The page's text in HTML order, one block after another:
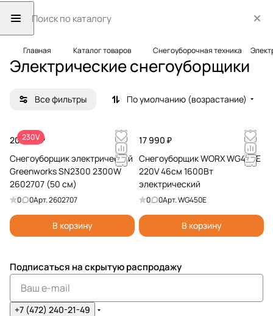
Главная Каталог товаров Снегоуборочная техника
Электрические снегоуборщики
Все фильтры По умолчанию (возрастание)
230V
20 990 ₽
Снегоуборщик электрический
Greenworks SN2300 2300W
2602707 (50 см)
0 0Арт.2602707
В корзину
17 990 ₽
Снегоуборщик WORX WG450E
220V 46см 1600Вт
электрический
0 0Арт.WG450E
В корзину
Подписаться на скрытую распродажу
+7 (472) 240-21-49